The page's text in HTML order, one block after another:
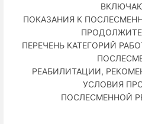
ПОКАЗАНИЯ К
ПЕРЕЧЕНЬ КАТЕГОРИЙ
РЕАБИЛИТАЦИИ,
УСЛОВИЯ
ПОСЛЕСМЕННОЙ